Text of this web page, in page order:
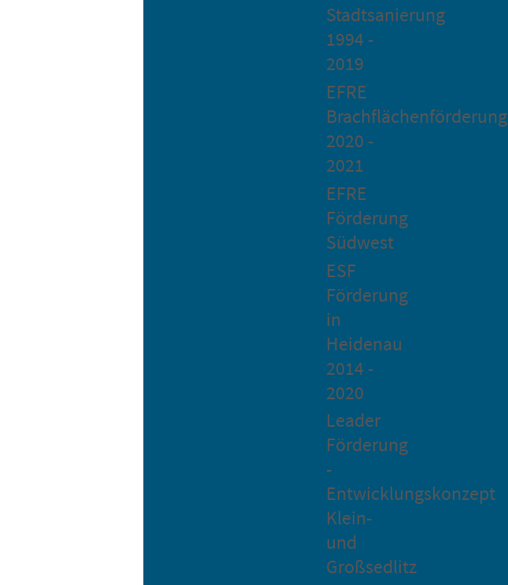
Stadtsanierung
1994 -
2019
EFRE
Brachflächenförderung
2020 -
2021
EFRE
Förderung
Südwest
ESF
Förderung
in
Heidenau
2014 -
2020
Leader
Förderung
-
Entwicklungskonzept
Klein-
und
Großsedlitz